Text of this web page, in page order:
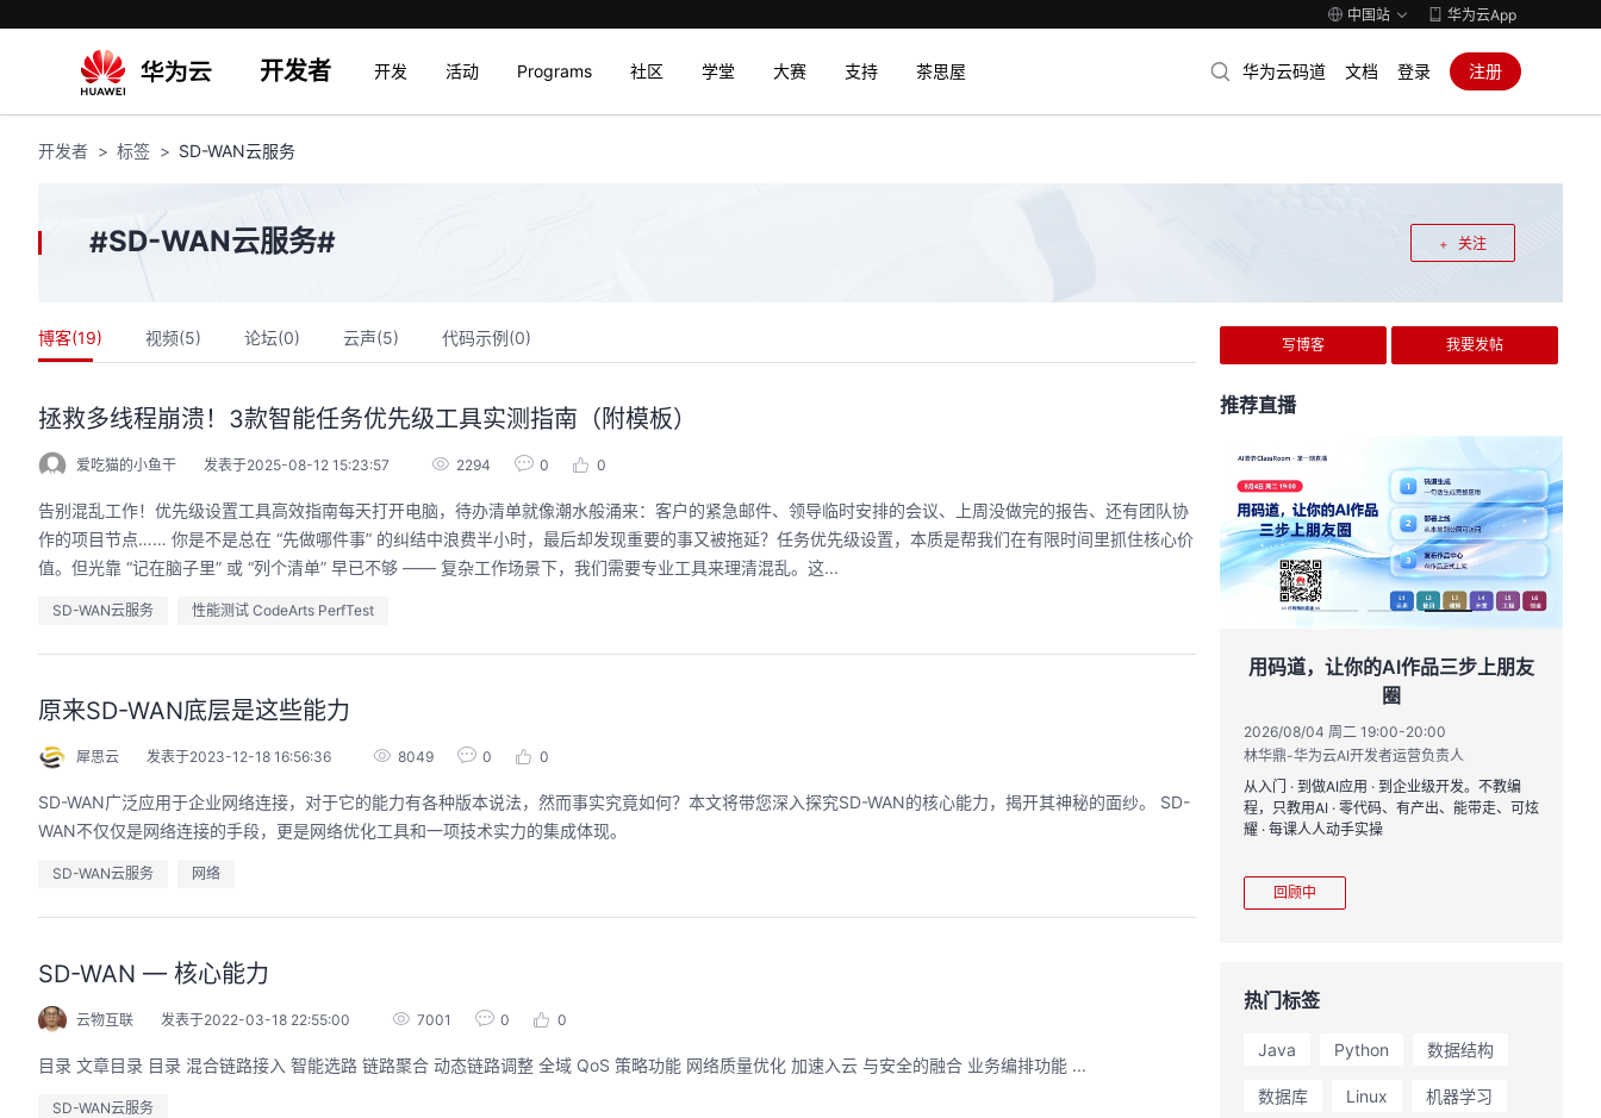
中国站 华为云App
开发者 开发 活动 Programs 社区 学堂 大赛 支持 茶思屋 华为云码道 文档 登录 注册
开发者 标签 SD-WAN云服务
关注
#SD-WAN云服务#
博客(19) 视频(5) 论坛(0) 云声(5) 代码示例(0)
拯救多线程崩溃！3款智能任务优先级工具实测指南（附模板）
爱吃猫的小鱼干 发表于2025-08-12 15:23:57 2294 0 0
告别混乱工作！优先级设置工具高效指南每天打开电脑，待办清单就像潮水般涌来：客户的紧急邮件、领导临时安排的会议、上周没做完的报告、还有团队协
作的项目节点…… 你是不是总在 “先做哪件事” 的纠结中浪费半小时，最后却发现重要的事又被拖延？任务优先级设置，本质是帮我们在有限时间里抓住核心价
值。但光靠 “记在脑子里” 或 “列个清单” 早已不够 —— 复杂工作场景下，我们需要专业工具来理清混乱。这...
SD-WAN云服务 性能测试 CodeArts PerfTest
原来SD-WAN底层是这些能力
犀思云 发表于2023-12-18 16:56:36 8049 0 0
SD-WAN广泛应用于企业网络连接，对于它的能力有各种版本说法，然而事实究竟如何？本文将带您深入探究SD-WAN的核心能力，揭开其神秘的面纱。 SD-
WAN不仅仅是网络连接的手段，更是网络优化工具和一项技术实力的集成体现。
SD-WAN云服务 网络
SD-WAN — 核心能力
云物互联 发表于2022-03-18 22:55:00 7001 0 0
目录 文章目录 目录 混合链路接入 智能选路 链路聚合 动态链路调整 全域 QoS 策略功能 网络质量优化 加速入云 与安全的融合 业务编排功能 ...
SD-WAN云服务
写博客 我要发帖
推荐直播
林华鼎-华为云AI开发者运营负责人
程，只教用AI · 零代码、有产出、能带走、可炫
耀 · 每课人人动手实操
kill市场安装专家技能，带你零距离体验从需
求，开发，审查，重构全链路闭环的开发过
本体R2C小时级接入、环境重建与轨迹生成仿
用码道，让你的AI作品三步上朋友
圈
2026/08/04 周二 19:00-20:00
林华鼎-华为云AI开发者运营负责人
从入门 · 到做AI应用 · 到企业级开发。不教编
程，只教用AI · 零代码、有产出、能带走、可炫
耀 · 每课人人动手实操
回顾中
热门标签
Java Python 数据结构
数据库 Linux 机器学习